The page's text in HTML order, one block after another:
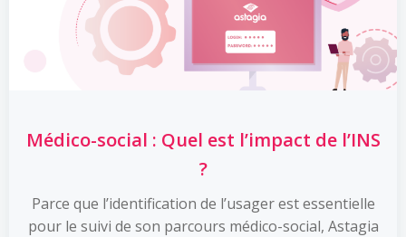
Médico-social : Quel est l’impact de l’INS
?
Parce que l’identification de l’usager est essentielle
pour le suivi de son parcours médico-social, Astagia